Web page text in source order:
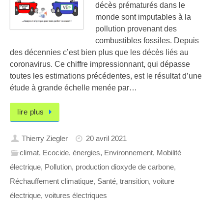
décès prématurés dans le
monde sont imputables à la
pollution provenant des
combustibles fossiles. Depuis
des décennies c’est bien plus que les décès liés au
coronavirus. Ce chiffre impressionnant, qui dépasse
toutes les estimations précédentes, est le résultat d’une
étude à grande échelle menée par…
lire plus
Thierry Ziegler
20 avril 2021
climat, Ecocide,énergies, Environnement, Mobilité
électrique, Pollution, production dioxyde de carbone,
Réchauffement climatique, Santé, transition, voiture
électrique, voitures électriques